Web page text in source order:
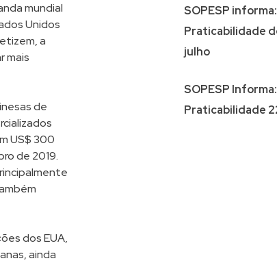
mundial
Unidos
a
mais
de
US$ 300
de 2019.
dos EUA,
ainda
SOPESP informa:
Praticabilidade
julho
SOPESP Informa:
Praticabilidade